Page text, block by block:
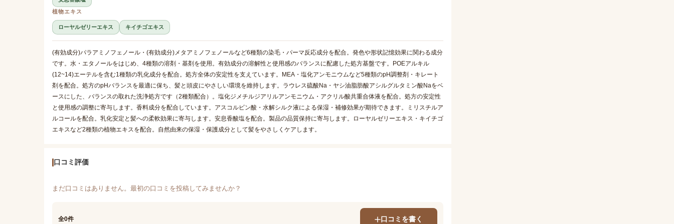
植物エキス
ローヤルゼリーエキス キイチゴエキス
(有効成分)パラアミノフェノール・(有効成分)メタアミノフェノールなど6種類の染毛・パーマ反応成分を配合。発色や形状記憶効果に関わる成分
です。水・エタノールをはじめ、4種類の溶剤・基剤を使用。有効成分の溶解性と使用感のバランスに配慮した処方基盤です。POEアルキル
(12~14)エーテルを含む1種類の乳化成分を配合。処方全体の安定性を支えています。MEA・塩化アンモニウムなど5種類のpH調整剤・キレート
剤を配合。処方のpHバランスを最適に保ち、髪と頭皮にやさしい環境を維持します。ラウレス硫酸Na・ヤシ油脂肪酸アシルグルタミン酸Naをベ
ースにした、バランスの取れた洗浄処方です（2種類配合）。塩化ジメチルジアリルアンモニウム・アクリル酸共重合体液を配合。処方の安定性
と使用感の調整に寄与します。香料成分を配合しています。アスコルビン酸・水解シルク液による保湿・補修効果が期待できます。ミリスチルア
ルコールを配合。乳化安定と髪への柔軟効果に寄与します。安息香酸塩を配合。製品の品質保持に寄与します。ローヤルゼリーエキス・キイチゴ
エキスなど2種類の植物エキスを配合。自然由来の保湿・保護成分として髪をやさしくケアします。
口コミ評価
まだ口コミはありません。最初の口コミを投稿してみませんか？
全0件 口コミを書く